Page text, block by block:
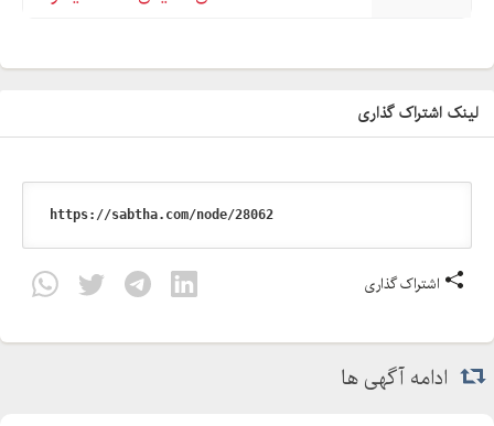
دستگاه تولید سازه السف
دستگاه تولید استاد و رانر
استاد
فروش سازه ال اس اف
فروش استاد
فروش سازه نیوزلندی
فروش سازه کانادایی
لینک اشتراک گذاری
اشتراک گذاری
ادامه آگهی ها